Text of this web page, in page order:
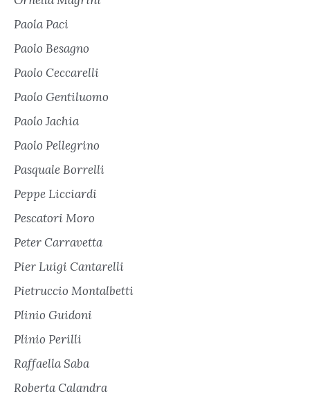
Paola Paci
Paolo Besagno
Paolo Ceccarelli
Paolo Gentiluomo
Paolo Jachia
Paolo Pellegrino
Pasquale Borrelli
Peppe Licciardi
Pescatori Moro
Peter Carravetta
Pier Luigi Cantarelli
Pietruccio Montalbetti
Plinio Guidoni
Plinio Perilli
Raffaella Saba
Roberta Calandra